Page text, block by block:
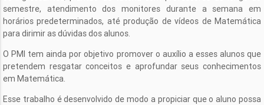
semestre, atendimento dos monitores durante a semana em
horários predeterminados, até produção de vídeos de Matemática
para dirimir as dúvidas dos alunos.
O PMI tem ainda por objetivo promover o auxílio a esses alunos que
pretendem resgatar conceitos e aprofundar seus conhecimentos
em Matemática.
Esse trabalho é desenvolvido de modo a propiciar que o aluno possa